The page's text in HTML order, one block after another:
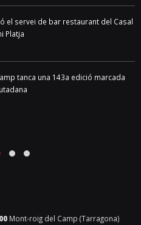
el servei de bar restaurant del Casal
Platja
tanca una 143a edició marcada
Mont-roig del Camp (Tarragona)